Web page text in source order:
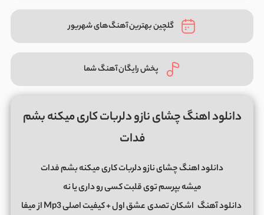
گلچین بهترین آهنگ‌های شهریور
پخش رایگان آهنگ شما
دانلود اهنگ چشای نازو دلربات کاری میکنه بشم
فدات
دانلود اهنگ چشای نازو دلربات کاری میکنه بشم فدات
میشه بپرسم توی قلبت کسی رو داری یا نه
دانلود آهنگ اشکان تصدی
عشق اول + کیفیت اصلی Mp3 از میفا